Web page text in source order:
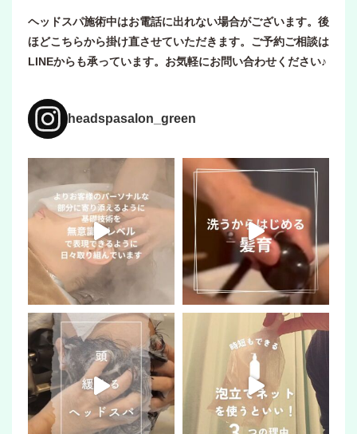
ヘッドスパ施術中はお電話に出れない場合がございます。後
ほどこちらから掛け直させていただきます。ご予約ご相談は
LINEからも承っています。お気軽にお問い合わせください♪
headspasalon_green